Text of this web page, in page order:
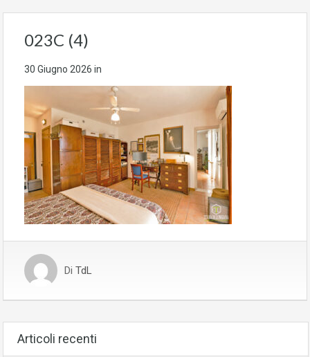
023C (4)
30 Giugno 2026 in
Di TdL
Articoli recenti